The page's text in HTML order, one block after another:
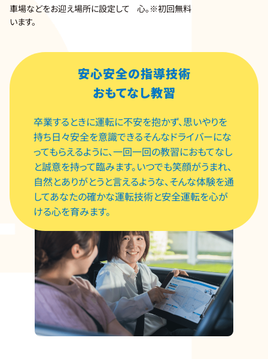
車場などをお迎え場所に設定して
います。
心。※初回無料
安心安全の指導技術
おもてなし教習
卒業するときに運転に不安を抱かず、思いやりを
持ち日々安全を意識できるそんなドライバーにな
ってもらえるように、一回一回の教習におもてなし
と誠意を持って臨みます。いつでも笑顔がうまれ、
自然とありがとうと言えるような、そんな体験を通
してあなたの確かな運転技術と安全運転を心が
ける心を育みます。